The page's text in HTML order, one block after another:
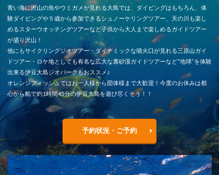
青い海に沢山の魚やウミガメが見れる大島では、ダイビングはもちろん、体
験ダイビングや５歳から参加できるシュノーケリングツアー、天の川も楽し
めるスターウオッチングツアーなど子供から大人まで楽しめるガイドツアー
が盛り沢山！
他にもサイクリングジオツアー・ダイナミックな噴火口が見れる三原山ガイ
ドツアー・ロケ地としても有名な広大な裏砂漠ガイドツアーなど”地球”を体験
出来る伊豆大島ジオパークもおススメ♪
オレンジフィッシュではお一人様から団体様まで大歓迎！今度のお休みは都
心から船で約1時間45分の伊豆大島を遊び尽くそう！！
予約状況・ご予約